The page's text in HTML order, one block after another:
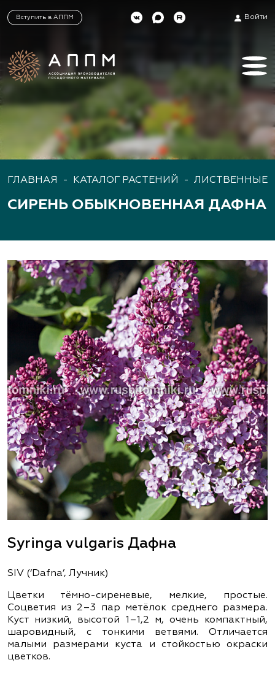
Вступить в АППМ Войти
ГЛАВНАЯ - КАТАЛОГ РАСТЕНИЙ - ЛИСТВЕННЫЕ
СИРЕНЬ ОБЫКНОВЕННАЯ ДАФНА
Syringa vulgaris Дафна
SIV (‘Dafna’, Лучник)
Цветки тёмно-сиреневые, мелкие, простые.
Соцветия из 2–3 пар метёлок среднего размера.
Куст низкий, высотой 1–1,2 м, очень компактный,
шаровидный, с тонкими ветвями. Отличается
малыми размерами куста и стойкостью окраски
цветков.